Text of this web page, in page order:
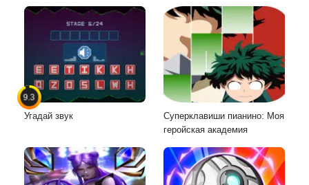
9.3
Угадай звук
Суперклавиши пианино: Моя
геройская академия